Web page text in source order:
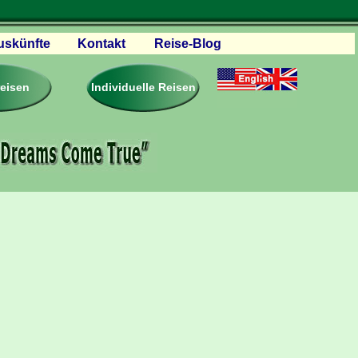
– Reviews
Firmen & Links
Kontakt Reise-Blog
Individuelle Reisen